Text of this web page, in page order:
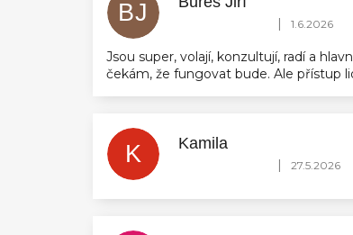
BJ Hodnocení obchodu je 5 z 5
| 1.6.2026
Jsou super, volají, konzultují, radí a
čekám, že fungovat bude. Ale přístup
K Kamila
Hodnocení obchodu je 5 z 5
| 27.5.2026